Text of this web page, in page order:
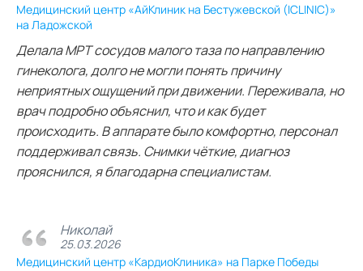
Медицинский центр «АйКлиник на Бестужевской (ICLINIC)»
на Ладожской
Делала МРТ сосудов малого таза по направлению
гинеколога, долго не могли понять причину
неприятных ощущений при движении. Переживала, но
врач подробно объяснил, что и как будет
происходить. В аппарате было комфортно, персонал
поддерживал связь. Снимки чёткие, диагноз
прояснился, я благодарна специалистам.
Николай
25.03.2026
Медицинский центр «КардиоКлиника» на Парке Победы